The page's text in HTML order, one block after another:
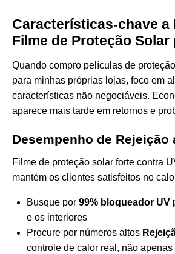
Características-chave a
Filme de Proteção
Quando compro películas de
para minhas próprias lojas, foco em
características não negociáveis.
aparece mais tarde em retornos e
Desempenho de Rejeição
Filme de proteção solar forte contra
mantém os clientes satisfeitos no
Busque por 99% bloqueador UV
e os interiores
Procure por números altos
controle de calor real, não